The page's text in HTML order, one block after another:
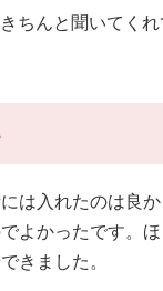
ちんと聞いてく
は入れたのは良
よかったです。
きました。